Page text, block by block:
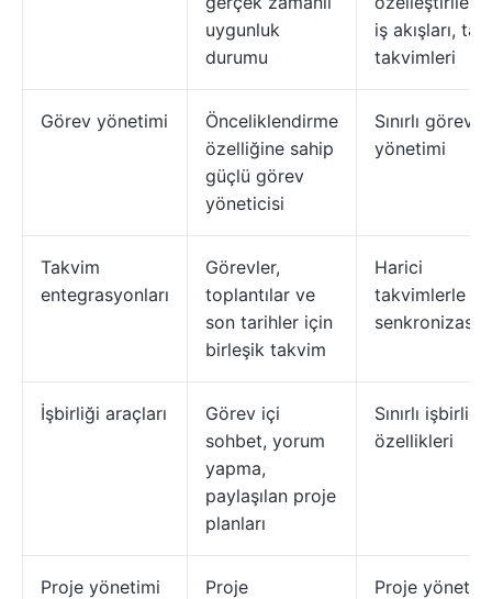
uygunluk
durumu
iş akışları,
takvimleri
Görev yönetimi
Önceliklendirme
özelliğine sahip
güçlü görev
yöneticisi
Sınırlı görev
yönetimi
Takvim
entegrasyonları
Görevler,
toplantılar ve
son tarihler için
birleşik takvim
Harici
takvimlerle
İşbirliği araçları
Görev içi
sohbet, yorum
yapma,
paylaşılan proje
planları
Sınırlı işbirliği
özellikleri
Proje yönetimi
Proje
Proje